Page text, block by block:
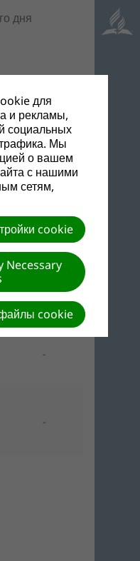
-
-
для
и рекламы,
социальных
Мы
о вашем
с нашими
сетям,
cookie
Necessary
cookie